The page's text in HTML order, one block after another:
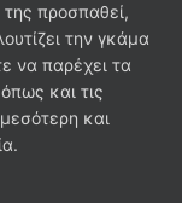
προσπαθεί,
την γκάμα
να παρέχει τα
και τις
και